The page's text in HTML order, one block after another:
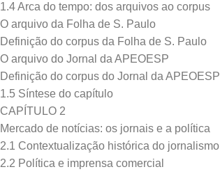
1.4 Arca do tempo: dos arquivos ao corpus
O arquivo da Folha de S. Paulo
Definição do corpus da Folha de S. Paulo
O arquivo do Jornal da APEOESP
Definição do corpus do Jornal da APEOESP
1.5 Síntese do capítulo
CAPÍTULO 2
Mercado de notícias: os jornais e a política
2.1 Contextualização histórica do jornalismo
2.2 Política e imprensa comercial